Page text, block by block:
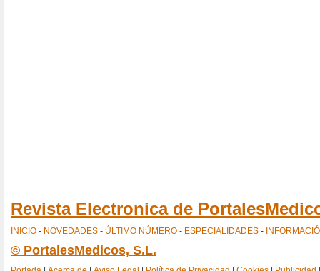
Revista Electronica de
INICIO - NOVEDADES - ÚLTIMO NÚMERO - ESPECIALIDADES -
© PortalesMedicos, S.L.